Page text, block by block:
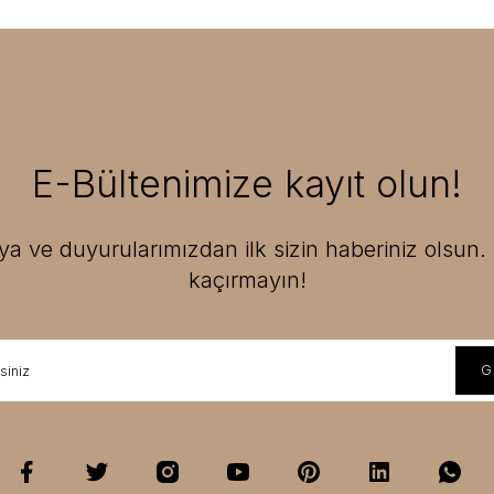
E-Bültenimize kayıt olun!
ve duyurularımızdan ilk sizin haberiniz olsun.
kaçırmayın!